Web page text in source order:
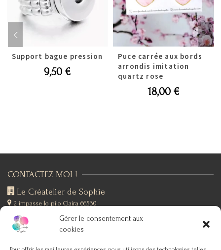
Gérer le consentement aux
cookies
Support bague pression
9,50 €
Puce carrée aux bords
arrondis imitation
quartz rose
18,00 €
CONTACTEZ-MOI !
Le Créatelier de Sophie
2 impasse lo pilo Claira 66530
+(33)6 19 76 12 53
SUIVEZ-MOI !